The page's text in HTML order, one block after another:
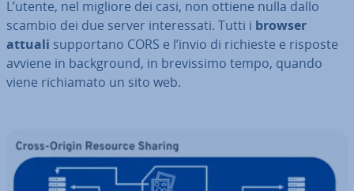
L’utente, nel migliore dei casi, non ottiene nulla dallo
scambio dei due server in­te­res­sa­ti. Tutti i browser
attuali sup­por­ta­no CORS e l’invio di richieste e risposte
avviene in back­ground, in bre­vis­si­mo tempo, quando
viene ri­chia­ma­to un sito web.